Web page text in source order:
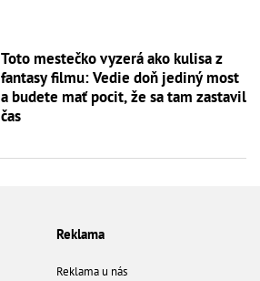
Toto mestečko vyzerá ako kulisa z
fantasy filmu: Vedie doň jediný most
a budete mať pocit, že sa tam zastavil
čas
Reklama
Reklama u nás